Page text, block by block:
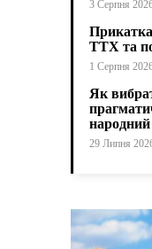
3 Серпня
ТТХ та
1 Серпня
Як
народний
29 Липня